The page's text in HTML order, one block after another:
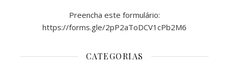
Preencha este formulário:
https://forms.gle/2pP2aToDCV1cPb2M6
CATEGORIAS